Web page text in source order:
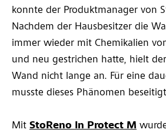
konnte der Produktmanager von
Nachdem der Hausbesitzer die
immer wieder mit Chemikalien
und neu gestrichen hatte, hielt
Wand nicht lange an. Für eine
musste dieses Phänomen
Mit StoReno In Protect M